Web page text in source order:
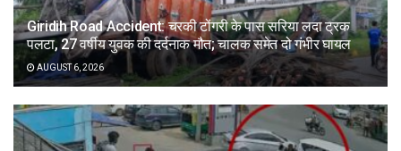
Giridih Road Accident: चरकी टोंगरी के पास सरिया लदा ट्रक
पलटा, 27 वर्षीय युवक की दर्दनाक मौत; चालक समेत दो गंभीर घायल
AUGUST 6, 2026